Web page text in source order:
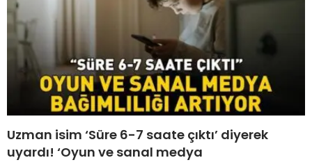
Uzman isim ‘Süre 6-7 saate çıktı’ diyerek
uyardı! ‘Oyun ve sanal medya